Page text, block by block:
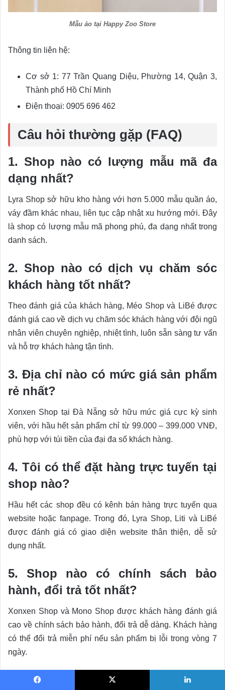
Mẫu áo tại Happy Zoo Store
Thông tin liên hệ:
Cơ sở 1: 77 Trần Quang Diệu, Phường 14, Quận 3,
Thành phố Hồ Chí Minh
Điện thoại: 0905 696 462
Câu hỏi thường gặp (FAQ)
1. Shop nào có lượng mẫu mã đa
dạng nhất?
Lyra Shop sở hữu kho hàng với hơn 5.000 mẫu quần áo,
váy đầm khác nhau, liên tục cập nhật xu hướng mới. Đây
là shop có lượng mẫu mã phong phú, đa dạng nhất trong
danh sách.
2. Shop nào có dịch vụ chăm sóc
khách hàng tốt nhất?
Theo đánh giá của khách hàng, Méo Shop và LiBé được
đánh giá cao về dịch vụ chăm sóc khách hàng với đội ngũ
nhân viên chuyên nghiệp, nhiệt tình, luôn sẵn sàng tư vấn
và hỗ trợ khách hàng tận tình.
3. Địa chỉ nào có mức giá sản phẩm
rẻ nhất?
Xonxen Shop tại Đà Nẵng sở hữu mức giá cực kỳ sinh
viên, với hầu hết sản phẩm chỉ từ 99.000 – 399.000 VNĐ,
phù hợp với túi tiền của đại đa số khách hàng.
4. Tôi có thể đặt hàng trực tuyến tại
shop nào?
Hầu hết các shop đều có kênh bán hàng trực tuyến qua
website hoặc fanpage. Trong đó, Lyra Shop, Liti và LiBé
được đánh giá có giao diện website thân thiện, dễ sử
dụng nhất.
5. Shop nào có chính sách bảo
hành, đổi trả tốt nhất?
Xonxen Shop và Mono Shop được khách hàng đánh giá
cao về chính sách bảo hành, đổi trả dễ dàng. Khách hàng
có thể đổi trả miễn phí nếu sản phẩm bị lỗi trong vòng 7
ngày.
6. Tôi có thể tìm thấy những mẫu